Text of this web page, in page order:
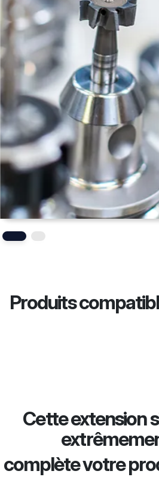
Produits
Cette extension
complète votre